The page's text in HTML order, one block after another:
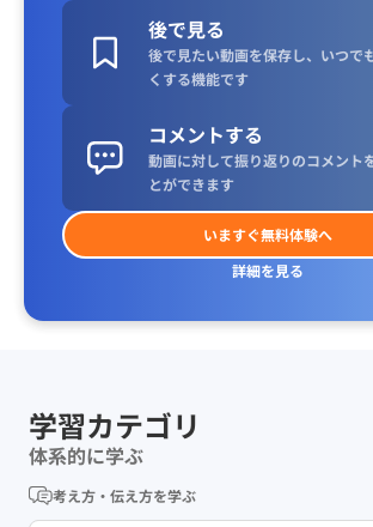
後で見る
後で見たい動画を保存し、いつで
くする機能です
コメントする
動画に対して振り返りのコメント
とができます
いますぐ無料体験へ
詳細を見る
学習カテゴリ
体系的に学ぶ
考え方・伝え方を学ぶ